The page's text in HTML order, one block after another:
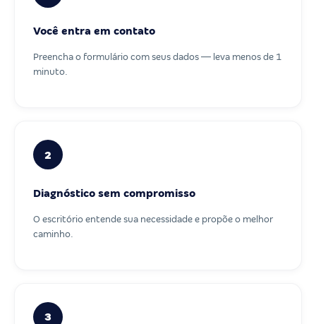
Você entra em contato
Preencha o formulário com seus dados — leva menos de 1
minuto.
2
Diagnóstico sem compromisso
O escritório entende sua necessidade e propõe o melhor
caminho.
3